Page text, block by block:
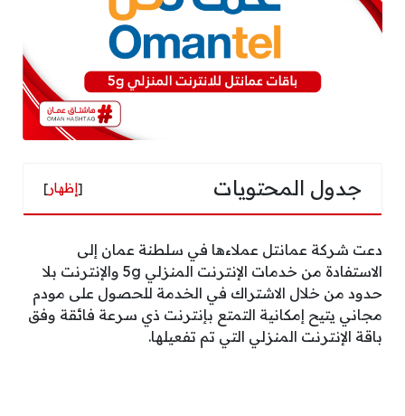
جدول المحتويات [إظهار]
دعت شركة عمانتل عملاءها في سلطنة عمان إلى
الاستفادة من خدمات الإنترنت المنزلي 5g والإنترنت بلا
حدود من خلال الاشتراك في الخدمة للحصول على مودم
مجاني يتيح إمكانية التمتع بإنترنت ذي سرعة فائقة وفق
باقة الإنترنت المنزلي التي تم تفعيلها.